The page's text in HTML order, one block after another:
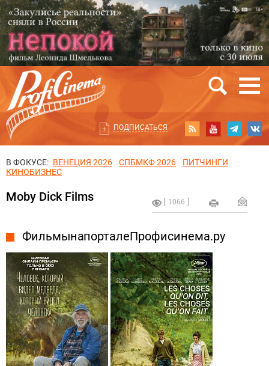
ПОДПИСАТЬСЯ
В ФОКУСЕ: ВЕНЕЦИЯ 2026 СПБМКФ 2026
ПИТЧИНГИ
КИНОБИЗНЕС
1066
Moby Dick Films
Фильмы на портале Профисинема.ру